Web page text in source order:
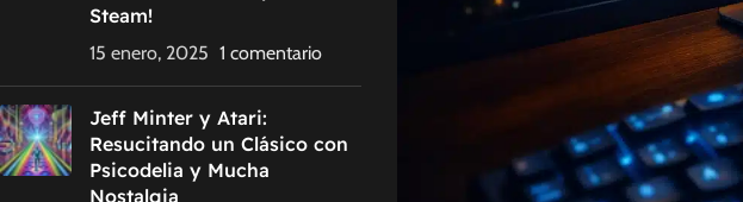
Steam!
15 enero, 2025 1 comentario
Jeff Minter y Atari:
Resucitando un Clásico con
Psicodelia y Mucha
Nostalgia